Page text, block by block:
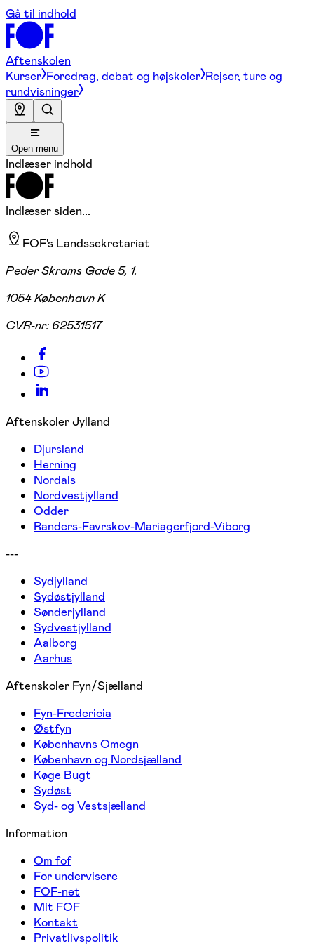
Gå til indhold
Aftenskolen
Kurser Foredrag, debat og højskoler Rejser, ture og
rundvisninger
Open menu
Indlæser indhold
Indlæser siden...
FOF's Landssekretariat
Peder Skrams Gade 5, 1.
1054 København K
CVR-nr: 62531517
Aftenskoler Jylland
Djursland
Herning
Nordals
Nordvestjylland
Odder
Randers-Favrskov-Mariagerfjord-Viborg
---
Sydjylland
Sydøstjylland
Sønderjylland
Sydvestjylland
Aalborg
Aarhus
Aftenskoler Fyn/Sjælland
Fyn-Fredericia
Østfyn
Københavns Omegn
København og Nordsjælland
Køge Bugt
Sydøst
Syd- og Vestsjælland
Information
Om fof
For undervisere
FOF-net
Mit FOF
Kontakt
Privatlivspolitik